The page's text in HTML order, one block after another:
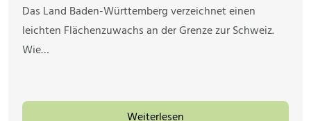
Das Land Baden-Württemberg verzeichnet einen
leichten Flächenzuwachs an der Grenze zur Schweiz.
Wie…